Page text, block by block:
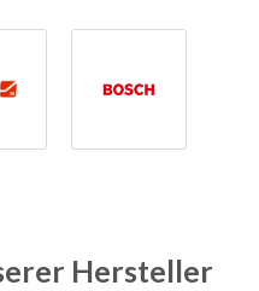
Hersteller